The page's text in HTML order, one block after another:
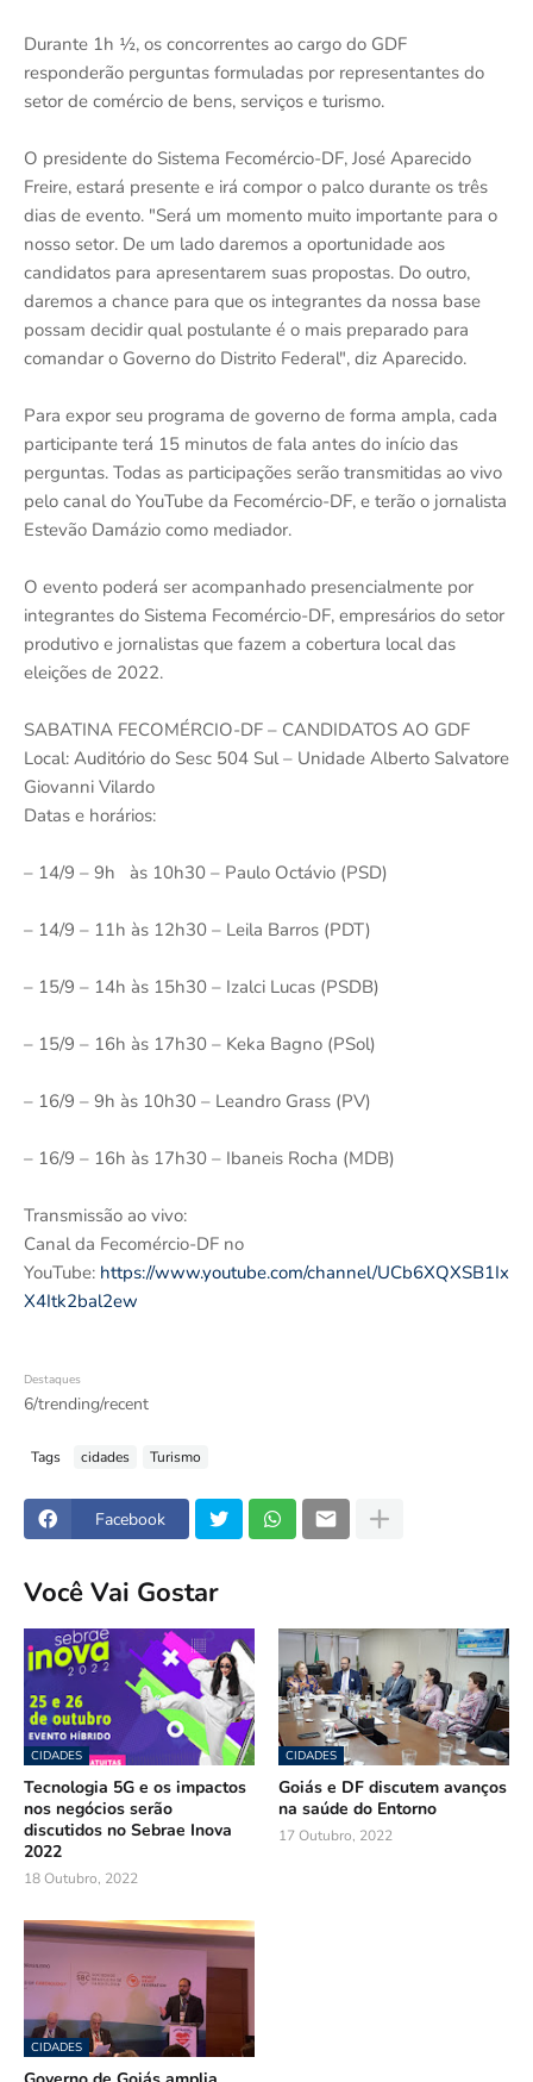
Durante 1h ½, os concorrentes ao cargo do GDF
responderão perguntas formuladas por representantes do
setor de comércio de bens, serviços e turismo.
O presidente do Sistema Fecomércio-DF, José Aparecido
Freire, estará presente e irá compor o palco durante os três
dias de evento. "Será um momento muito importante para o
nosso setor. De um lado daremos a oportunidade aos
candidatos para apresentarem suas propostas. Do outro,
daremos a chance para que os integrantes da nossa base
possam decidir qual postulante é o mais preparado para
comandar o Governo do Distrito Federal", diz Aparecido.
Para expor seu programa de governo de forma ampla, cada
participante terá 15 minutos de fala antes do início das
perguntas. Todas as participações serão transmitidas ao vivo
pelo canal do YouTube da Fecomércio-DF, e terão o jornalista
Estevão Damázio como mediador.
O evento poderá ser acompanhado presencialmente por
integrantes do Sistema Fecomércio-DF, empresários do setor
produtivo e jornalistas que fazem a cobertura local das
eleições de 2022.
SABATINA FECOMÉRCIO-DF – CANDIDATOS AO GDF
Local: Auditório do Sesc 504 Sul – Unidade Alberto Salvatore
Giovanni Vilardo
Datas e horários:
– 14/9 – 9h às 10h30 – Paulo Octávio (PSD)
– 14/9 – 11h às 12h30 – Leila Barros (PDT)
– 15/9 – 14h às 15h30 – Izalci Lucas (PSDB)
– 15/9 – 16h às 17h30 – Keka Bagno (PSol)
– 16/9 – 9h às 10h30 – Leandro Grass (PV)
– 16/9 – 16h às 17h30 – Ibaneis Rocha (MDB)
Transmissão ao vivo:
Canal da Fecomércio-DF no
YouTube: https://www.youtube.com/channel/UCb6XQXSB1Ix
X4Itk2bal2ew
Destaques
6/trending/recent
Tags cidades Turismo
Facebook
Você Vai Gostar
CIDADES
Tecnologia 5G e os impactos
nos negócios serão
discutidos no Sebrae Inova
2022
18 Outubro, 2022
CIDADES
Goiás e DF discutem avanços
na saúde do Entorno
17 Outubro, 2022
CIDADES